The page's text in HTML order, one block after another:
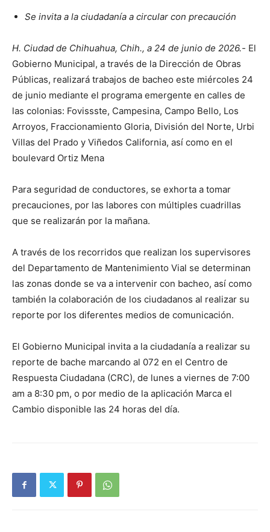
Se invita a la ciudadanía a circular con precaución
H. Ciudad de Chihuahua, Chih., a 24 de junio de 2026.- El
Gobierno Municipal, a través de la Dirección de Obras
Públicas, realizará trabajos de bacheo este miércoles 24
de junio mediante el programa emergente en calles de
las colonias: Fovissste, Campesina, Campo Bello, Los
Arroyos, Fraccionamiento Gloria, División del Norte, Urbi
Villas del Prado y Viñedos California, así como en el
boulevard Ortiz Mena
Para seguridad de conductores, se exhorta a tomar
precauciones, por las labores con múltiples cuadrillas
que se realizarán por la mañana.
A través de los recorridos que realizan los supervisores
del Departamento de Mantenimiento Vial se determinan
las zonas donde se va a intervenir con bacheo, así como
también la colaboración de los ciudadanos al realizar su
reporte por los diferentes medios de comunicación.
El Gobierno Municipal invita a la ciudadanía a realizar su
reporte de bache marcando al 072 en el Centro de
Respuesta Ciudadana (CRC), de lunes a viernes de 7:00
am a 8:30 pm, o por medio de la aplicación Marca el
Cambio disponible las 24 horas del día.